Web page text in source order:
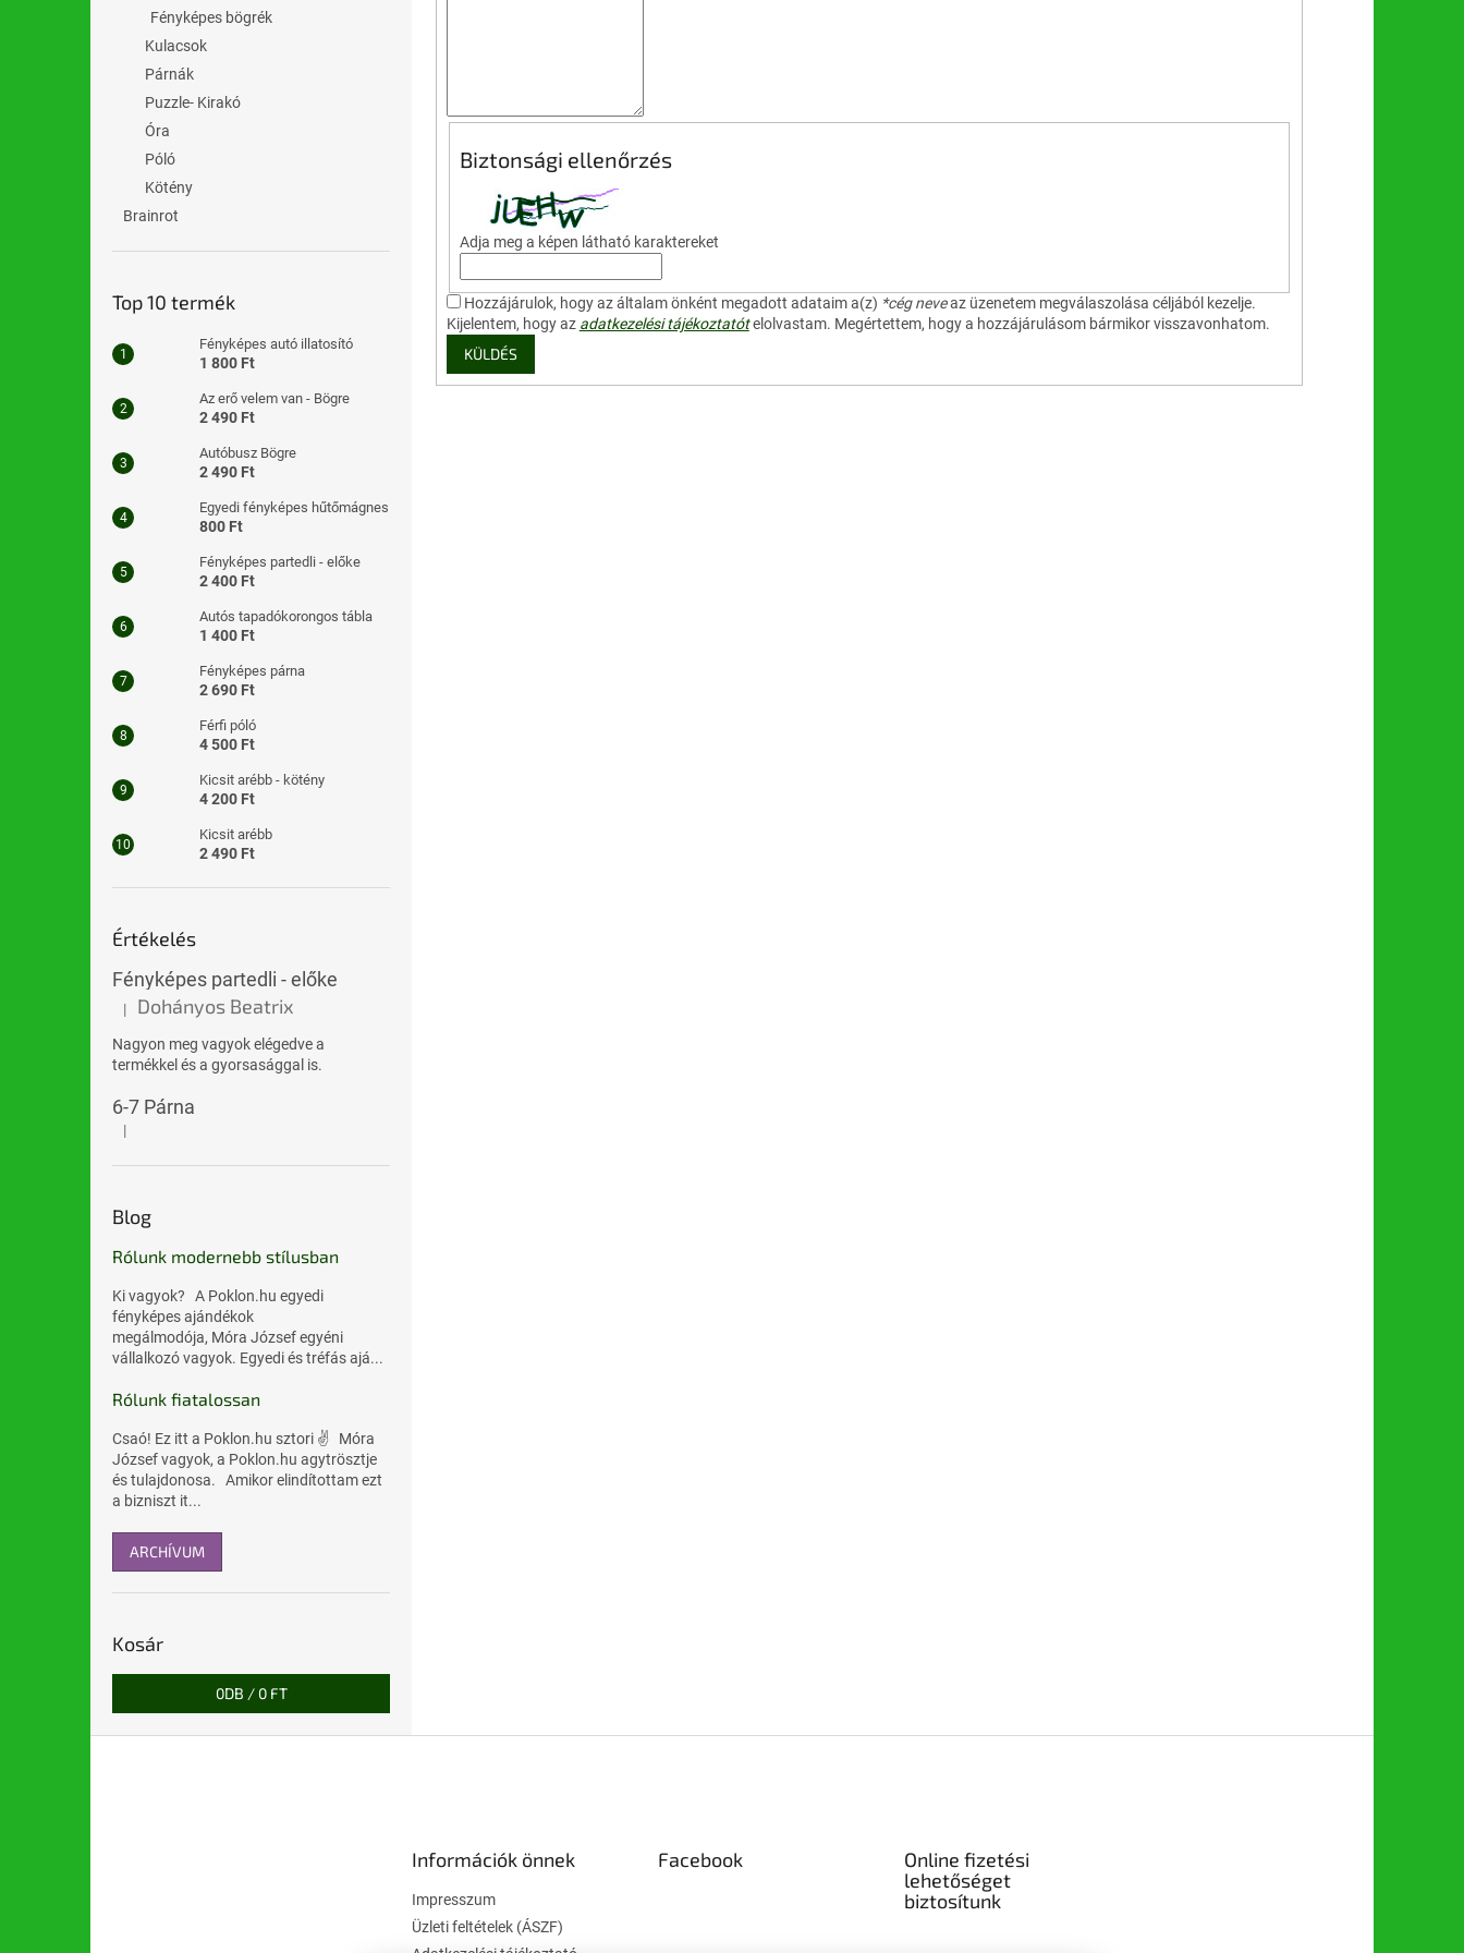
Fényképes bögrék
Kulacsok
Párnák
Puzzle- Kirakó
Óra
Póló
Kötény
Brainrot
Top 10 termék
Fényképes autó illatosító
1 800 Ft
Az erő velem van - Bögre
2 490 Ft
Autóbusz Bögre
2 490 Ft
Egyedi fényképes hűtőmágnes
800 Ft
Fényképes partedli - előke
2 400 Ft
Autós tapadókorongos tábla
1 400 Ft
Fényképes párna
2 690 Ft
Férfi póló
4 500 Ft
Kicsit arébb - kötény
4 200 Ft
Kicsit arébb
2 490 Ft
Értékelés
Fényképes partedli - előke
A termék értékelése 5-ből 5 csillag.
| Dohányos Beatrix
Nagyon meg vagyok elégedve a
termékkel és a gyorsasággal is.
6-7 Párna
A termék értékelése 5-ből 5 csillag.
|
Blog
Rólunk modernebb stílusban
Ki vagyok? A Poklon.hu egyedi
fényképes ajándékok
megálmodója, Móra József egyéni
vállalkozó vagyok. Egyedi és tréfás ajá...
Rólunk fiatalossan
Csaó! Ez itt a Poklon.hu sztori ✌️ Móra
József vagyok, a Poklon.hu agytrösztje
és tulajdonosa. Amikor elindítottam ezt
a bizniszt it...
ARCHÍVUM
Kosár
0DB / 0 FT
Biztonsági ellenőrzés
Adja meg a képen látható karaktereket
Hozzájárulok, hogy az általam önként megadott adataim a(z) *cég neveaz üzenetem megválaszolása céljából kezelje.
Kijelentem, hogy az adatkezelési tájékoztatótelolvastam. Megértettem, hogy a hozzájárulásom bármikor visszavonhatom.
KÜLDÉS
Információk önnek
Impresszum
Üzleti feltételek (ÁSZF)
Facebook
Online fizetési
lehetőséget
biztosítunk